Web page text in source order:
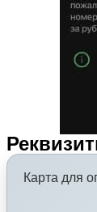
Карта для